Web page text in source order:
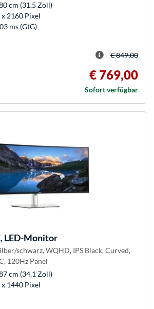
cm (31,5 Zoll)
2160 Pixel
ms (GtG)
€ 849,00
€ 769,00
Sofort verfügbar
LED-Monitor
schwarz, WQHD, IPS Black, Curved,
120Hz Panel
cm (34,1 Zoll)
1440 Pixel